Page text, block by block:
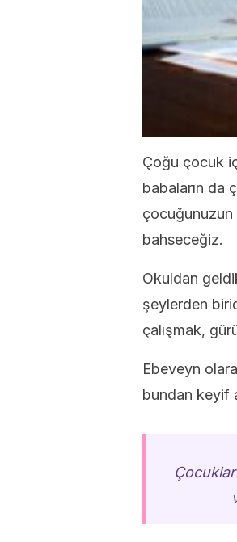
Çoğu çocuk
babaların da
çocuğunuzun
bahseceğiz.
Okuldan
şeylerden
çalışmak,
Ebeveyn
bundan keyif